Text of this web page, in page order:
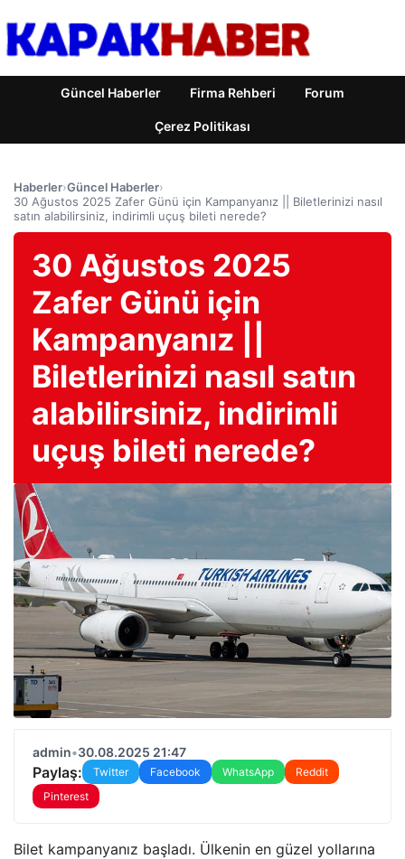
Güncel Haberler Firma Rehberi Forum
Çerez Politikası
Haberler›Güncel Haberler›
30 Ağustos 2025 Zafer Günü için Kampanyanız || Biletlerinizi nasıl
satın alabilirsiniz, indirimli uçuş bileti nerede?
30 Ağustos 2025
Zafer Günü için
Kampanyanız ||
Biletlerinizi nasıl satın
alabilirsiniz, indirimli
uçuş bileti nerede?
admin•30.08.2025 21:47
Paylaş: Twitter Facebook WhatsApp
Reddit
Pinterest
Bilet kampanyanız başladı. Ülkenin en güzel yollarına